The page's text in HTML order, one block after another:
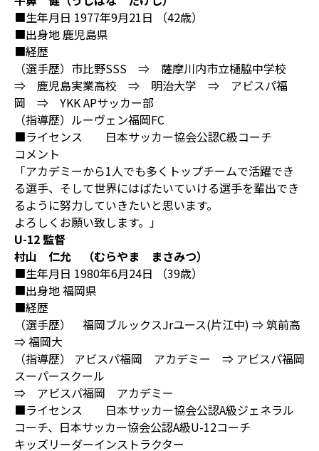
■生年月日 1977年9月21日 （42歳）
■出身地 鹿児島県
■経歴
（選手歴）市比野SSS ⇒ 薩摩川内市立樋脇中学校
⇒ 鹿児島実業高校 ⇒ 明治大学 ⇒ アビスパ福
岡 ⇒ YKK APサッカー部
（指導歴）ルーヴェン福岡FC
■ライセンス 日本サッカー協会公認C級コーチ
コメント
「アカデミーから1人でも多くトップチームで活躍でき
る選手、そして世界にはばたいていける選手を輩出でき
るように努力していきたいと思います。
よろしくお願い致します。」
U-12 監督
村山 仁允 （むらやま まさみつ）
■生年月日 1980年6月24日 （39歳）
■出身地 福岡県
■経歴
（選手歴） 福岡ブルックスJrユース(片江中) ⇒ 筑前高
⇒ 福岡大
（指導歴） アビスパ福岡 アカデミー ⇒ アビスパ福岡
スーパースクール
⇒ アビスパ福岡 アカデミー
■ライセンス 日本サッカー協会公認A級ジェネラル
コーチ、日本サッカー協会公認A級U-12コーチ
キッズリーダーインストラクター